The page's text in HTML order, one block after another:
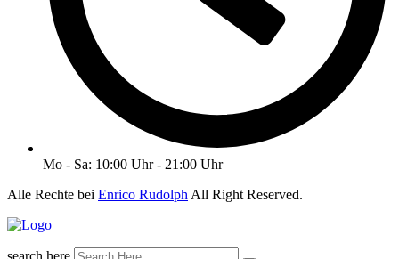
Mo - Sa: 10:00 Uhr - 21:00 Uhr
Alle Rechte bei Enrico Rudolph All Right Reserved.
search here